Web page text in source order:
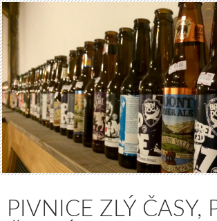
PIVNICE ZLÝ ČASY,